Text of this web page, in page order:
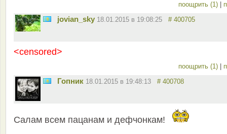
поощрить (1)
jovian_sky 18.01.2015 в 19:08:25 # 400705
<censored>
поощрить (1)
Гопник 18.01.2015 в 19:48:13 # 400708
Салам всем пацанам и дефчонкам!